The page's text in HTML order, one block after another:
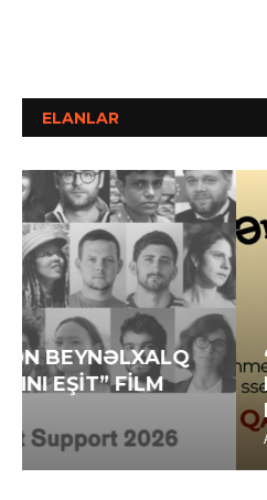
ELANLAR
“SƏN, EY UŞAQLIQ”
MÜSABİQƏSİNİN
MÜƏYYƏN OLUNUB
Avqust 5, 2026